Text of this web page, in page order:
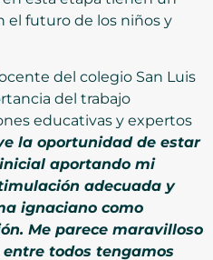
futuro de los niños y
del colegio San Luis
del trabajo
educativas y expertos
la oportunidad de estar
aportando mi
adecuada y
ignaciano como
Me parece maravilloso
todos tengamos